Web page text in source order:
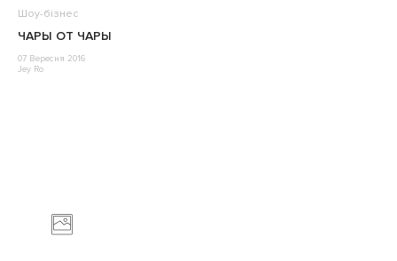
Шоу-бізнес
ЧАРЫ ОТ ЧАРЫ
07 Вересня 2016
Jey Ro